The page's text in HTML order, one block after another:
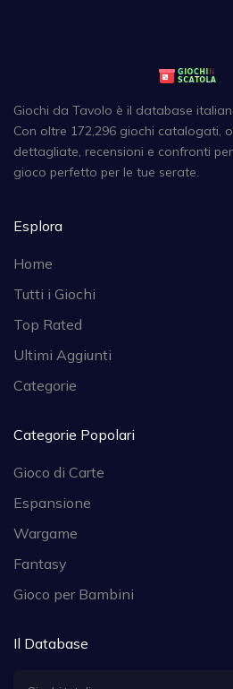
Giochi da Tavolo è il database
Con oltre 172,296 giochi catalogati,
dettagliate, recensioni e confronti
gioco perfetto per le tue serate.
Esplora
Home
Tutti i Giochi
Top Rated
Ultimi Aggiunti
Categorie
Categorie Popolari
Gioco di Carte
Espansione
Wargame
Fantasy
Gioco per Bambini
Il Database